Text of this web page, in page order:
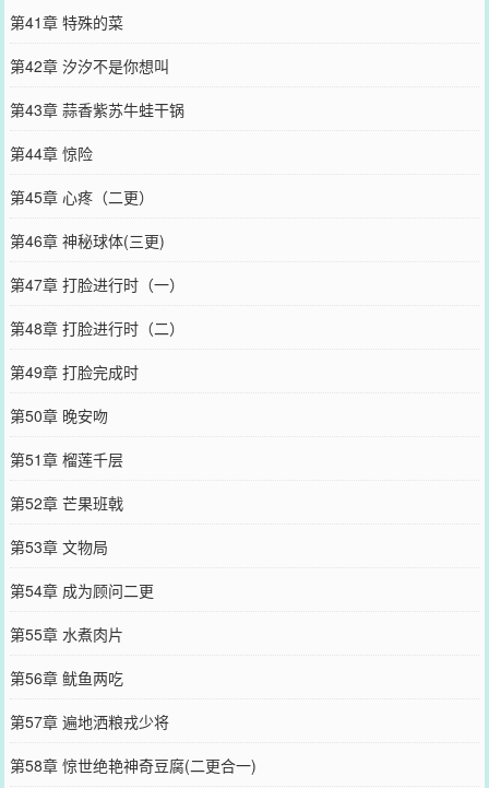
第41章 特殊的菜
第42章 汐汐不是你想叫
第43章 蒜香紫苏牛蛙干锅
第44章 惊险
第45章 心疼（二更）
第46章 神秘球体(三更)
第47章 打脸进行时（一）
第48章 打脸进行时（二）
第49章 打脸完成时
第50章 晚安吻
第51章 榴莲千层
第52章 芒果班戟
第53章 文物局
第54章 成为顾问二更
第55章 水煮肉片
第56章 鱿鱼两吃
第57章 遍地洒粮戎少将
第58章 惊世绝艳神奇豆腐(二更合一)